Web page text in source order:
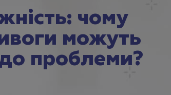
чому
можуть
проблеми?